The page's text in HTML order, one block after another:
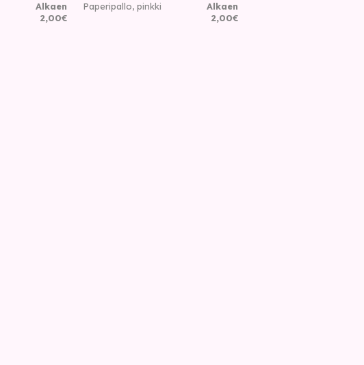
Alkaen
2,00€
Paperipallo, pinkki
Alkaen
2,00€